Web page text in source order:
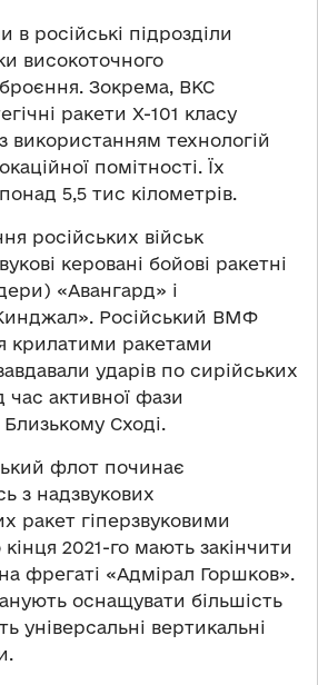
в російські підрозділи
високоточного
Зокрема, ВКС
ракети Х-101 класу
використанням технологій
помітності. Їх
5,5 тис кілометрів.
російських військ
керовані бойові ракетні
«Авангард» і
Російський ВМФ
крилатими ракетами
ударів по сирійських
час активної фази
Сході.
флот починає
з надзвукових
ракет гіперзвуковими
2021-го мають закінчити
фрегаті «Адмірал Горшков».
оснащувати більшість
універсальні вертикальні